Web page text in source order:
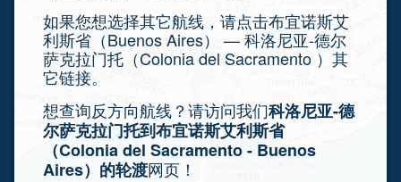
如果您想选择其它航线，请点击布宜诺斯艾
利斯省（Buenos Aires） — 科洛尼亚-德尔
萨克拉门托（Colonia del Sacramento ）其
它链接。
想查询反方向航线？请访问我们科洛尼亚-德
尔萨克拉门托到布宜诺斯艾利斯省
（Colonia del Sacramento - Buenos
Aires）的轮渡网页！